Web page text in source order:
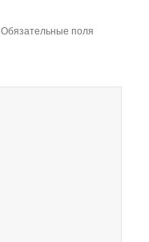
Обязательные поля